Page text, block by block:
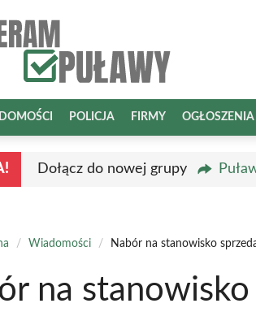
POLICJA FIRMY OGŁOSZENIA
Dołącz do nowej grupy
/ Wiadomości / Nabór na stanowisko
na